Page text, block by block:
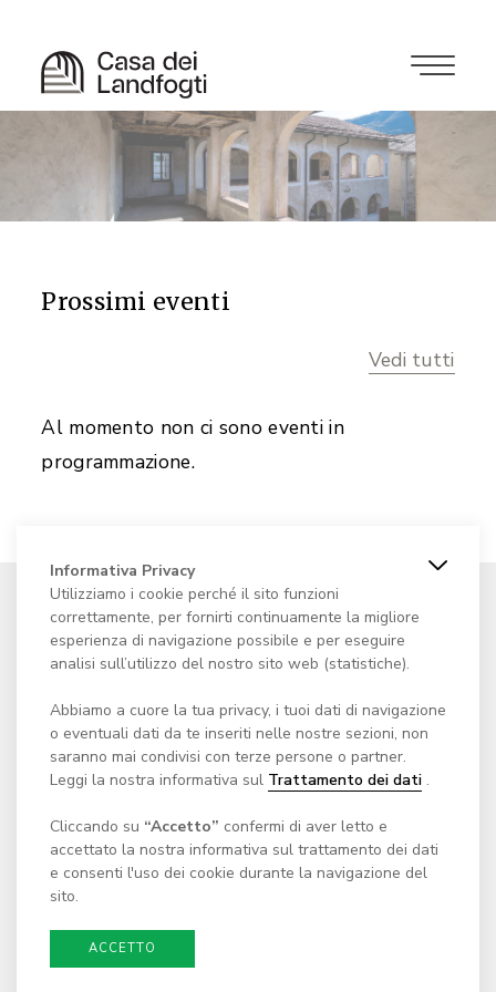
Prossimi eventi
Vedi tutti
Al momento non ci sono eventi in
programmazione.
Casa dei Landfogti
Via Cantonale 65
c/o Comune di Monteceneri
CH - 6804 Bironico
E-mail:scrivici@casadeilandfogti.ch
Informativa Privacy
Utilizziamo i cookie perché il sito funzioni
correttamente, per fornirti continuamente la migliore
esperienza di navigazione possibile e per eseguire
analisi sull’utilizzo del nostro sito web (statistiche).
Abbiamo a cuore la tua privacy, i tuoi dati di navigazione
o eventuali dati da te inseriti nelle nostre sezioni, non
saranno mai condivisi con terze persone o partner.
Leggi la nostra informativa sul Trattamento dei dati .
Cliccando su “Accetto” confermi di aver letto e
accettato la nostra informativa sul trattamento dei dati
e consenti l'uso dei cookie durante la navigazione del
sito.
ACCETTO